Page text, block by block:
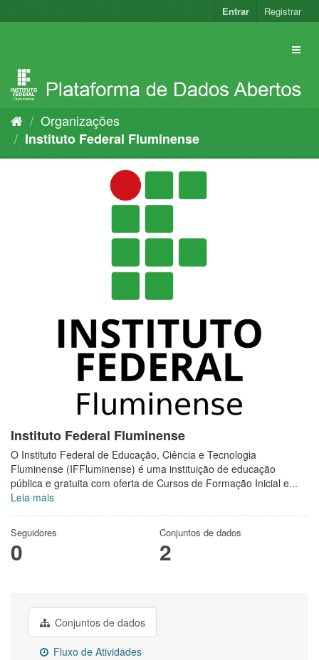
para
Entrar Registrar
Organizações
Instituto Federal Fluminense
Instituto Federal Fluminense
O Instituto Federal de Educação, Ciência e Tecnologia
Fluminense (IFFluminense) é uma instituição de educação
pública e gratuita com oferta de Cursos de Formação Inicial e...
Leia mais
Seguidores
0
Conjuntos de dados
2
Conjuntos de dados
Fluxo de Atividades